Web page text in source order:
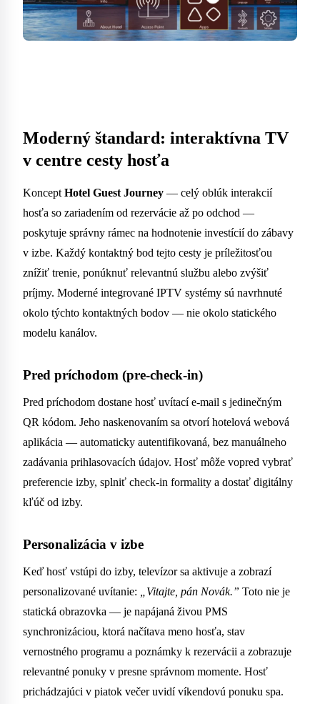
Moderný štandard: interaktívna TV
v centre cesty hosťa
Koncept Hotel Guest Journey — celý oblúk interakcií
hosťa so zariadením od rezervácie až po odchod —
poskytuje správny rámec na hodnotenie investícií do zábavy
v izbe. Každý kontaktný bod tejto cesty je príležitosťou
znížiť trenie, ponúknuť relevantnú službu alebo zvýšiť
príjmy. Moderné integrované IPTV systémy sú navrhnuté
okolo týchto kontaktných bodov — nie okolo statického
modelu kanálov.
Pred príchodom (pre-check-in)
Pred príchodom dostane hosť uvítací e-mail s jedinečným
QR kódom. Jeho naskenovaním sa otvorí hotelová webová
aplikácia — automaticky autentifikovaná, bez manuálneho
zadávania prihlasovacích údajov. Hosť môže vopred vybrať
preferencie izby, splniť check-in formality a dostať digitálny
kľúč od izby.
Personalizácia v izbe
Keď hosť vstúpi do izby, televízor sa aktivuje a zobrazí
personalizované uvítanie:
„Vitajte, pán Novák.” Toto nie je
statická obrazovka — je napájaná živou PMS
synchronizáciou, ktorá načítava meno hosťa, stav
vernostného programu a poznámky k rezervácii a zobrazuje
relevantné ponuky v presne správnom momente. Hosť
prichádzajúci v piatok večer uvidí víkendovú ponuku spa.